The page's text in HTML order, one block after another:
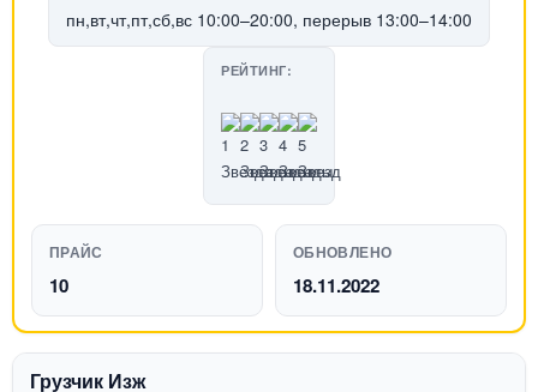
пн,вт,чт,пт,сб,вс 10:00–20:00, перерыв 13:00–14:00
РЕЙТИНГ:
ПРАЙС
10
ОБНОВЛЕНО
18.11.2022
Грузчик Изж